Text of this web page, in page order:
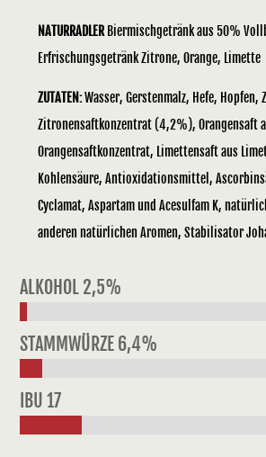
NATURRADLER Biermischgetränk aus 50%
Erfrischungsgetränk Zitrone, Orange, Limette
ZUTATEN:Wasser, Gerstenmalz, Hefe, Hopfen,
Zitronensaftkonzentrat (4,2%), Orangensaft
Orangensaftkonzentrat, Limettensaft aus
Kohlensäure, Antioxidationsmittel,
Cyclamat, Aspartam und Acesulfam K,
anderen natürlichen Aromen, Stabilisator
ALKOHOL 2,5%
STAMMWÜRZE 6,4%
IBU 17